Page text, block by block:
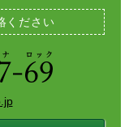
ください